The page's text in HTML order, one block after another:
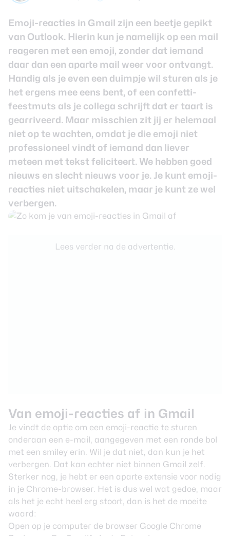
Emoji-reacties in Gmail zijn een beetje gepikt
van Outlook. Hierin kun je namelijk op een mail
reageren met een emoji, zonder dat iemand
daar dan een aparte mail weer voor ontvangt.
Handig als je even een duimpje wil sturen als je
het ergens mee eens bent, of een confetti-
feestmuts als je collega schrijft dat er taart is
gearriveerd. Maar misschien zit jij er helemaal
niet op te wachten, omdat je die emoji niet
professioneel vindt of iemand dan liever
meteen met tekst feliciteert. We hebben goed
nieuws en slecht nieuws voor je. Je kunt emoji-
reacties niet uitschakelen, maar je kunt ze wel
verbergen.
Lees verder na de advertentie.
Van emoji-reacties af in Gmail
Je vindt de optie om een emoji-reactie te sturen
onderaan een e-mail, aangegeven met een ronde bol
met een smiley erin. Wil je dat niet, dan kun je het
verbergen. Dat kan echter niet binnen Gmail zelf.
Sterker nog, je hebt er een aparte extensie voor nodig
in je Chrome-browser. Het is dus wel wat gedoe, maar
als het je echt heel erg stoort, dan is het de moeite
waard:
Open op je computer de browser Google Chrome
Login
Over ons